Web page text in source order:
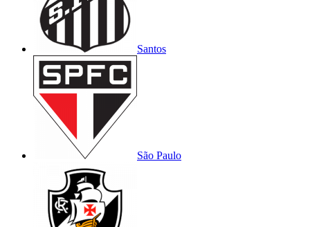
Santos
São Paulo